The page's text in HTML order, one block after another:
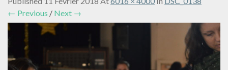
← Previous / Next →